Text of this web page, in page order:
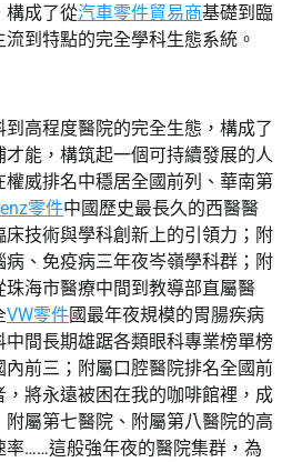
構成了從汽車零件貿易商基礎到臨
到特點的完全學科生態系統。
到高程度醫院的完全生態，構成了
能，構筑起一個可持續發展的人
威排名中穩居全國前列、華南第
零件中國歷史最長久的西醫醫
技術與學科創新上的引領力；附
、免疫病三年夜岑嶺學科群；附
海市醫療中間到教導部直屬醫
VW零件國最年夜規模的胃腸疾病
間長期雄踞各類眼科專業榜單榜
前三；附屬口腔醫院排名全國前
將永遠被困在我的咖啡館裡，成
屬第七醫院、附屬第八醫院的高
率……這般強年夜的醫院集群，為